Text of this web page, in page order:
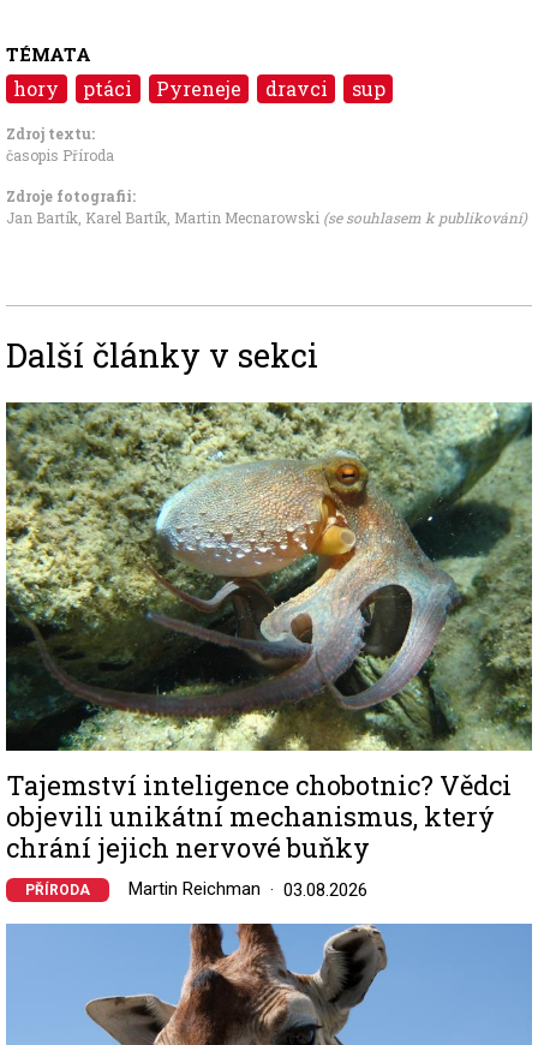
TÉMATA
hory ptáci Pyreneje dravci sup
Zdroj textu:
časopis Příroda
Zdroje fotografii:
Jan Bartík, Karel Bartík, Martin Mecnarowski (se souhlasem k publikování)
Další články v sekci
Image
Tajemství inteligence chobotnic? Vědci
objevili unikátní mechanismus, který
chrání jejich nervové buňky
PŘÍRODA Martin Reichman 03.08.2026